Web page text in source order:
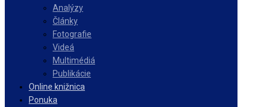
Analýzy
Články
Fotografie
Videá
Multimédiá
Publikácie
Online knižnica
Ponuka